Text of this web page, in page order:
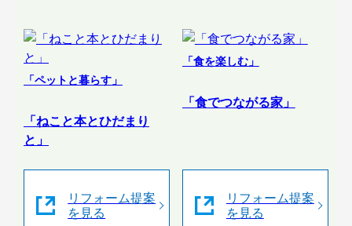
「ペットと暮らす」
「ねこと本とひだまり
と」
リフォーム提案
を見る
「食を楽しむ」
「食でつながる家」
リフォーム提案
を見る